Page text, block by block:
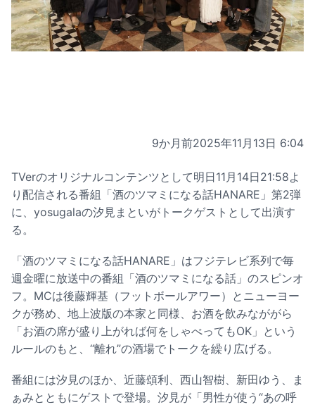
9か月前2025年11月13日 6:04
TVerのオリジナルコンテンツとして明日11月14日21:58よ
り配信される番組「酒のツマミになる話HANARE」第2弾
に、yosugalaの汐見まといがトークゲストとして出演す
る。
「酒のツマミになる話HANARE」はフジテレビ系列で毎
週金曜に放送中の番組「酒のツマミになる話」のスピンオ
フ。MCは後藤輝基（フットボールアワー）とニューヨー
クが務め、地上波版の本家と同様、お酒を飲みなががら
「お酒の席が盛り上がれば何をしゃべってもOK」という
ルールのもと、“離れ”の酒場でトークを繰り広げる。
番組には汐見のほか、近藤頌利、西山智樹、新田ゆう、ま
ぁみとともにゲストで登場。汐見が「男性が使う“あの呼